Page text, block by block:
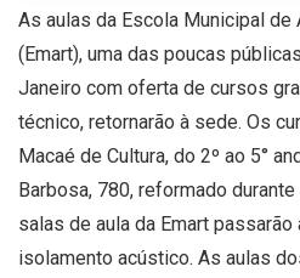
As aulas da Escola Municipal
(Emart), uma das poucas
Janeiro com oferta de cursos
técnico, retornarão à sede. Os
Macaé de Cultura, do 2º ao 5°
Barbosa, 780, reformado
salas de aula da Emart
isolamento acústico. As aulas